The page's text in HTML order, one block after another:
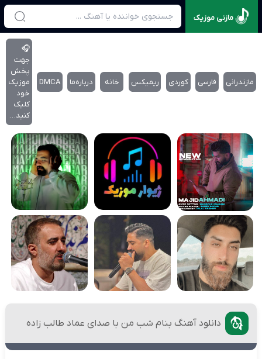
مازنی موزیک
مازندرانی فارسی کوردی ریمیکس خانه درباره‌‌ما DMCA
🎧
جهت
پخش
موزیک
خود
کلیک
کنید…
دانلود آهنگ بنام شب من با صدای عماد طالب زاده